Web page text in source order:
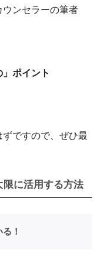
ンセラーの筆者
ポイント
ですので、ぜひ最
に活用する方法
！